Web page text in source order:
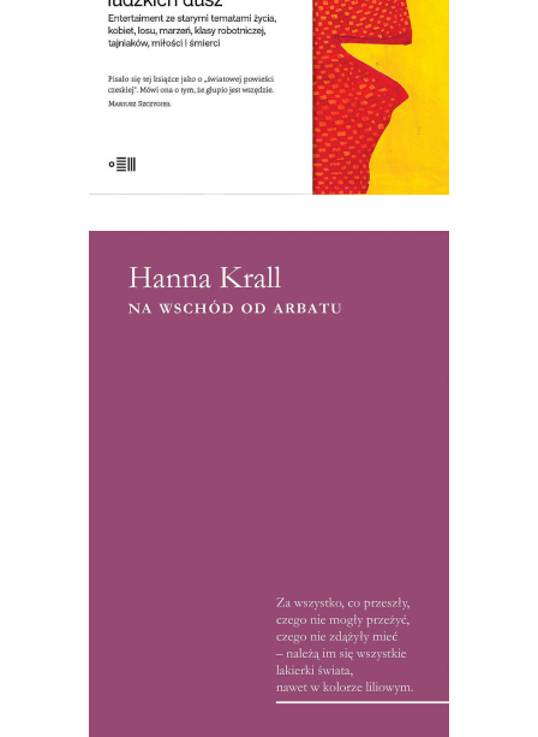
wydawnictwie emigracyjnym w 1977
roku, w Czechach wyszła dopiero po
upadku komunizmu w roku 1992. […]
[EBOOK] Hanna Krall – NA
WSCHÓD OD ARBATU
pani teksty, […]
15.50zł
KSIĄŻKA DO KOSZYKA